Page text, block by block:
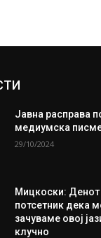
Јавна расправа
медиумска
29/10/2024
Мицкоски: Денот
потсетник дека
зачуваме овој
клучно